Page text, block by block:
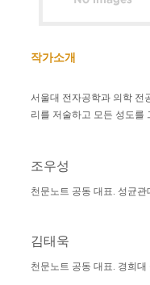
작가소개
서울대 전자공학과 의학 전
리를 저술하고 모든 성도를
조우성
천문노트 공동 대표. 성균
김태욱
천문노트 공동 대표. 경희